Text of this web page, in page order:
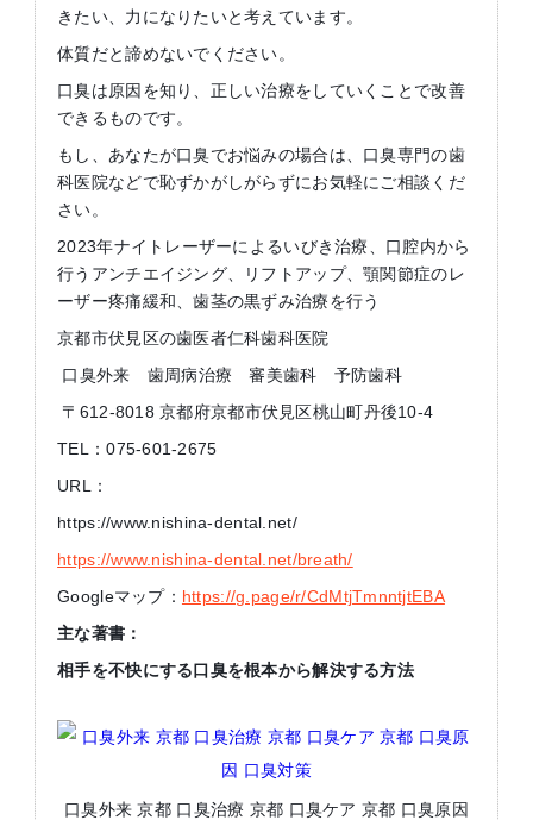
きたい、力になりたいと考えています。
体質だと諦めないでください。
口臭は原因を知り、正しい治療をしていくことで改善
できるものです。
もし、あなたが口臭でお悩みの場合は、口臭専門の歯
科医院などで恥ずかがしがらずにお気軽にご相談くだ
さい。
2023年ナイトレーザーによるいびき治療、口腔内から
行うアンチエイジング、リフトアップ、顎関節症のレ
ーザー疼痛緩和、歯茎の黒ずみ治療を行う
京都市伏見区の歯医者仁科歯科医院
口臭外来 歯周病治療 審美歯科 予防歯科
〒612-8018 京都府京都市伏見区桃山町丹後10-4
TEL：075-601-2675
URL：
https://www.nishina-dental.net/
https://www.nishina-dental.net/breath/
Googleマップ： https://g.page/r/CdMtjTmnntjtEBA
主な著書：
相手を不快にする口臭を根本から解決する方法
口臭外来 京都 口臭治療 京都 口臭ケア 京都 口臭原因